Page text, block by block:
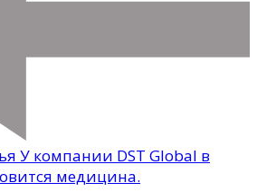
У компании DST Global в
медицина.